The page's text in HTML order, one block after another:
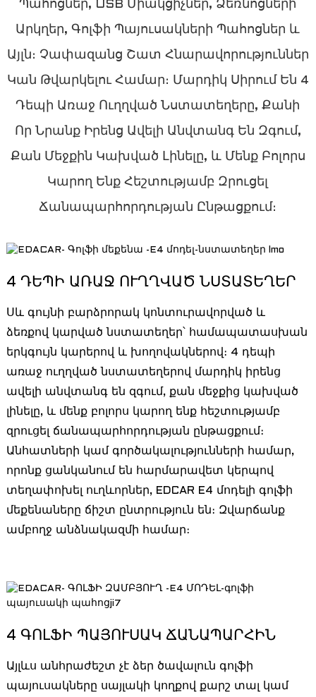
Պահոցներ, USB Միակցիչներ, Ձեռնոցների
Արկղեր, Գոլֆի Պայուսակների Պահոցներ ԵՒ
Այլն։ Չափազանց Շատ Հնարավորություններ
Կան Թվարկելու Համար։ Մարդիկ Սիրում Են 4
Դեպի Առաջ Ուղղված Նստատեղերը, Քանի
Որ Նրանք Իրենց Ավելի Անվտանգ Են Զգում,
Քան Մեջքին Կախված Լինելը, ԵՒ Մենք Բոլորս
Կարող Ենք Հեշտությամբ Զրուցել
Ճանապարհորդության Ընթացքում։
4 ԴԵՊԻ ԱՌԱՋ ՈՒՂՂՎԱԾ ՆՍՏԱՏԵՂԵՐ
Սև գույնի բարձրորակ կոնտուրավորված և
ձեռքով կարված նստատեղեր՝ համապատասխան
երկգույն կարերով և խողովակներով։ 4 դեպի
առաջ ուղղված նստատեղերով մարդիկ իրենց
ավելի անվտանգ են զգում, քան մեջքից կախված
լինելը, և մենք բոլորս կարող ենք հեշտությամբ
զրուցել ճանապարհորդության ընթացքում։
Անհատների կամ գործակալությունների համար,
որոնք ցանկանում են հարմարավետ կերպով
տեղափոխել ուղևորներ, EDCAR E4 մոդելի գոլֆի
մեքենաները ճիշտ ընտրություն են։ Զվարճանք
ամբողջ անձնակազմի համար։
4 ԳՈԼՖԻ ՊԱՅՈՒՍԱԿ ՃԱՆԱՊԱՐՀԻՆ
Այլևս անհրաժեշտ չէ ձեր ծավալուն գոլֆի
պայուսակները սայլակի կողքով քարշ տալ կամ